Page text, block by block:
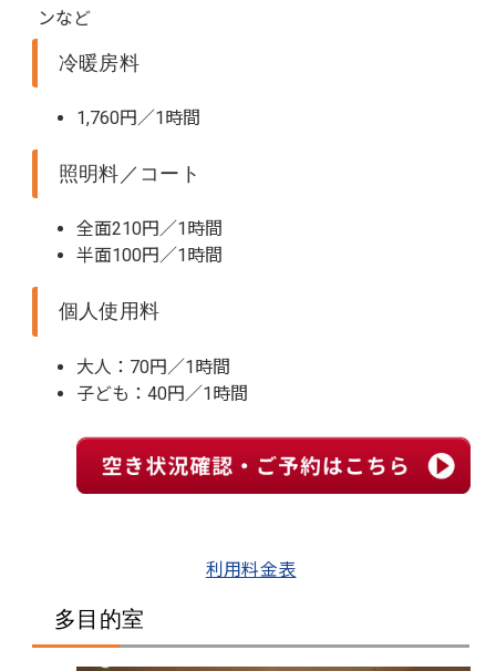
ンなど
冷暖房料
1,760円／1時間
照明料／コート
全面210円／1時間
半面100円／1時間
個人使用料
大人：70円／1時間
子ども：40円／1時間
利用料金表
多目的室